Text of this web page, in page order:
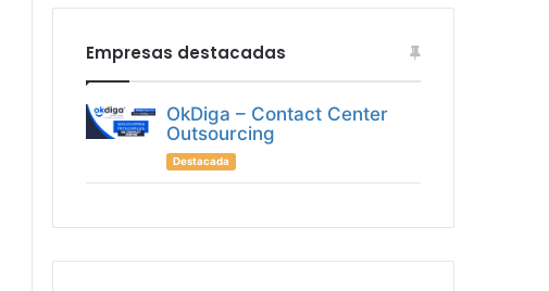
Empresas destacadas
OkDiga – Contact Center
Outsourcing
Destacada